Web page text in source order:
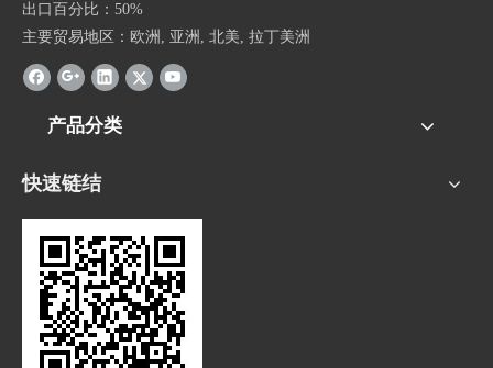
出口百分比：50%
主要贸易地区：欧洲, 亚洲, 北美, 拉丁美洲
产品分类
快速链结